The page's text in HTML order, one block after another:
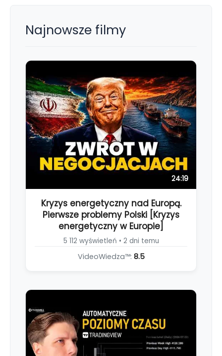
Najnowsze filmy
24:19
Kryzys energetyczny nad Europą.
Pierwsze problemy Polski [Kryzys
energetyczny w Europie]
5 112 wyświetleń • 2 dni temu
VideoWiedza™: 8.5